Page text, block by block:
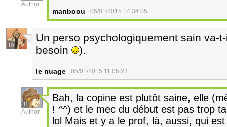
Author
manboou 05/01/2015 14:34:05
19
Un perso psychologiquement sain va-
besoin
).
le nuage 05/01/2015 11:05:23
11
Author
Bah, la copine est plutôt saine, elle
! ^^) et le mec du début est pas trop
lol Mais et y a le prof, là, aussi, qui